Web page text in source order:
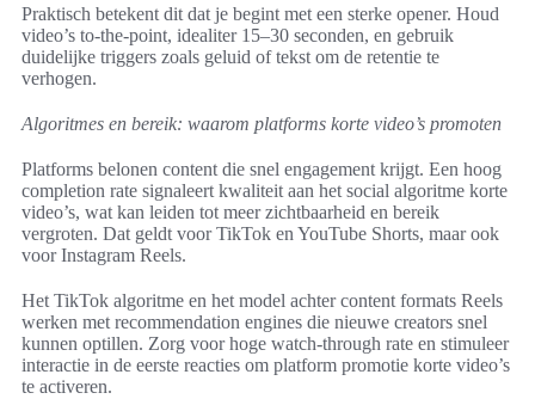
Praktisch betekent dit dat je begint met een sterke opener. Houd
video’s to-the-point, idealiter 15–30 seconden, en gebruik
duidelijke triggers zoals geluid of tekst om de retentie te
verhogen.
Algoritmes en bereik: waarom platforms korte video’s promoten
Platforms belonen content die snel engagement krijgt. Een hoog
completion rate signaleert kwaliteit aan het social algoritme korte
video’s, wat kan leiden tot meer zichtbaarheid en bereik
vergroten. Dat geldt voor TikTok en YouTube Shorts, maar ook
voor Instagram Reels.
Het TikTok algoritme en het model achter content formats Reels
werken met recommendation engines die nieuwe creators snel
kunnen optillen. Zorg voor hoge watch-through rate en stimuleer
interactie in de eerste reacties om platform promotie korte video’s
te activeren.